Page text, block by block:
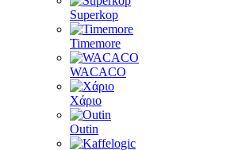
Superkop
Timemore
WACACO
Χάριο
Outin